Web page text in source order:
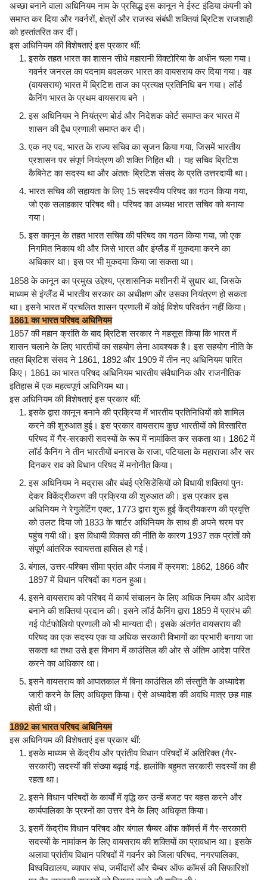
अच्छा बनाने वाला अधिनियम नाम के प्रसिद्ध इस कानून ने ईस्ट इंडिया कंपनी को
समाप्त कर दिया और गवर्नरों, क्षेत्रों और राजस्व संबंधी शक्तियां ब्रिटिश राजशाही
को हस्तांतरित कर दीं।
इस अधिनियम की विशेषताएं इस प्रकार थीं:
इसके तहत भारत का शासन सीधे महारानी विक्टोरिया के अधीन चला गया।
गवर्नर जनरल का पदनाम बदलकर भारत का वायसराय कर दिया गया। वह
(वायसराय) भारत में ब्रिटिश ताज का प्रत्यक्ष प्रतिनिधि बन गया। लॉर्ड
कैनिंग भारत के प्रथम वायसराय बने ।
इस अधिनियम ने नियंत्रण बोर्ड और निदेशक कोर्ट समाप्त कर भारत में
शासन की द्वैध प्रणाली समाप्त कर दी।
एक नए पद, भारत के राज्य सचिव का सृजन किया गया, जिसमें भारतीय
प्रशासन पर संपूर्ण नियंत्रण की शक्ति निहित थी । यह सचिव ब्रिटिश
कैबिनेट का सदस्य था और अंततः ब्रिटिश संसद के प्रति उत्तरदायी था।
भारत सचिव की सहायता के लिए 15 सदस्यीय परिषद का गठन किया गया,
जो एक सलाहकार परिषद थी। परिषद का अध्यक्ष भारत सचिव को बनाया
गया।
इस कानून के तहत भारत सचिव की परिषद का गठन किया गया, जो एक
निगमित निकाय थी और जिसे भारत और इंग्लैंड में मुकदमा करने का
अधिकार था। इस पर भी मुकदमा किया जा सकता था।
1858 के कानून का प्रमुख उद्देश्य, प्रशासनिक मशीनरी में सुधार था, जिसके
माध्यम से इंग्लैंड में भारतीय सरकार का अधीक्षण और उसका नियंत्रण हो सकता
था। इसने भारत में प्रचलित शासन प्रणाली में कोई विशेष परिवर्तन नहीं किया।
1861 का भारत परिषद अधिनियम
1857 की महान क्रांति के बाद ब्रिटिश सरकार ने महसूस किया कि भारत में
शासन चलाने के लिए भारतीयों का सहयोग लेना आवश्यक है। इस सहयोग नीति के
तहत ब्रिटिश संसद ने 1861, 1892 और 1909 में तीन नए अधिनियम पारित
किए। 1861 का भारत परिषद अधिनियम भारतीय संवैधानिक और राजनीतिक
इतिहास में एक महत्वपूर्ण अधिनियम था।
इस अधिनियम की विशेषताएं इस प्रकार थीं:
इसके द्वारा कानून बनाने की प्रक्रिया में भारतीय प्रतिनिधियों को शामिल
करने की शुरुआत हुई। इस प्रकार वायसराय कुछ भारतीयों को विस्तारित
परिषद में गैर-सरकारी सदस्यों के रूप में नामांकित कर सकता था। 1862 में
लॉर्ड कैनिंग ने तीन भारतीयों बनारस के राजा, पटियाला के महाराजा और सर
दिनकर राव को विधान परिषद में मनोनीत किया।
इस अधिनियम ने मद्रास और बंबई प्रेसिडेंसियों को विधायी शक्तियां पुनः
देकर विकेंद्रीकरण की प्रक्रिया की शुरुआत की। इस प्रकार इस
अधिनियम ने रेगुलेटिंग एक्ट, 1773 द्वारा शुरू हुई केंद्रीयकरण की प्रवृत्ति
को उलट दिया जो 1833 के चार्टर अधिनियम के साथ ही अपने चरम पर
पहुंच गयी थी। इस विधायी विकास की नीति के कारण 1937 तक प्रांतों को
संपूर्ण आंतरिक स्वायत्तता हासिल हो गई।
बंगाल, उत्तर-पश्चिम सीमा प्रांत और पंजाब में क्रमश: 1862, 1866 और
1897 में विधान परिषदों का गठन हुआ।
इसने वायसराय को परिषद में कार्य संचालन के लिए अधिक नियम और आदेश
बनाने की शक्तियां प्रदान की। इसने लॉर्ड कैनिंग द्वारा 1859 में प्रारंभ की
गई पोर्टफोलियो प्रणाली को भी मान्यता दी। इसके अंतर्गत वायसराय की
परिषद का एक सदस्य एक या अधिक सरकारी विभागों का प्रभारी बनाया जा
सकता था तथा उसे इस विभाग में काउंसिल की ओर से अंतिम आदेश पारित
करने का अधिकार था।
इसने वायसराय को आपातकाल में बिना काउंसिल की संस्तुति के अध्यादेश
जारी करने के लिए अधिकृत किया। ऐसे अध्यादेश की अवधि मात्र छह माह
होती थी।
1892 का भारत परिषद अधिनियम
इस अधिनियम की विशेषताएं इस प्रकार थीं:
इसके माध्यम से केंद्रीय और प्रांतीय विधान परिषदों में अतिरिक्त (गैर-
सरकारी) सदस्यों की संख्या बढ़ाई गई. हालांकि बहुमत सरकारी सदस्यों का ही
रहता था।
इसने विधान परिषदों के कार्यों में वृद्धि कर उन्हें बजट पर बहस करने और
कार्यपालिका के प्रश्नों का उत्तर देने के लिए अधिकृत किया।
इसमें केंद्रीय विधान परिषद और बंगाल चैम्बर ऑफ कॉमर्स में गैर-सरकारी
सदस्यों के नामांकन के लिए वायसराय की शक्तियों का प्रावधान था। इसके
अलावा प्रांतीय विधान परिषदों में गवर्नर को जिला परिषद, नगरपालिका,
विश्वविद्यालय, व्यापार संघ, जमींदारों और चैम्बर ऑफ कॉमर्स की सिफारिशों